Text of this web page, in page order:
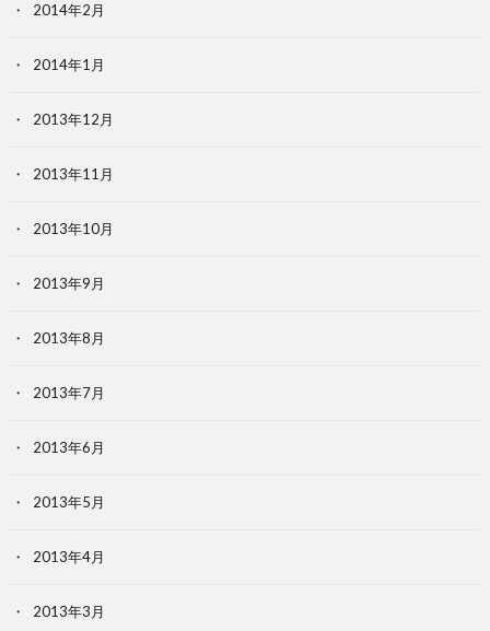
2014年2月
2014年1月
2013年12月
2013年11月
2013年10月
2013年9月
2013年8月
2013年7月
2013年6月
2013年5月
2013年4月
2013年3月